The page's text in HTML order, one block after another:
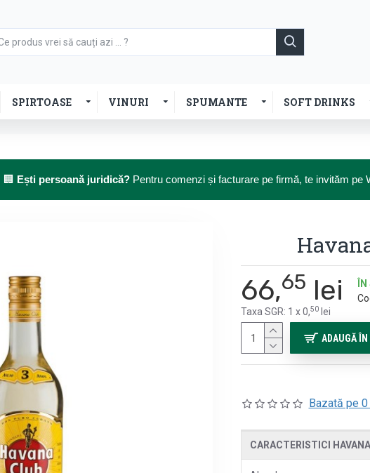
SPIRTOASE VINURI SPUMANTE SOFT DRINKS
🏢 Ești persoană juridică? Pentru comenzi și facturare pe firmă, te invităm pe
Bazată pe 0
66,65 lei
Taxa SGR: 1 x 0,50lei
ADAUGĂ ÎN
CARACTERISTICI